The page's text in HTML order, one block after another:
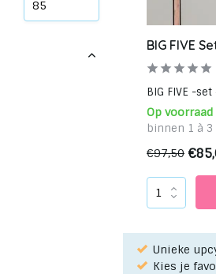
BIG FIVE
BIG FIVE -
Op voorraad
binnen 1 à
€97,50
Unieke
Kies je